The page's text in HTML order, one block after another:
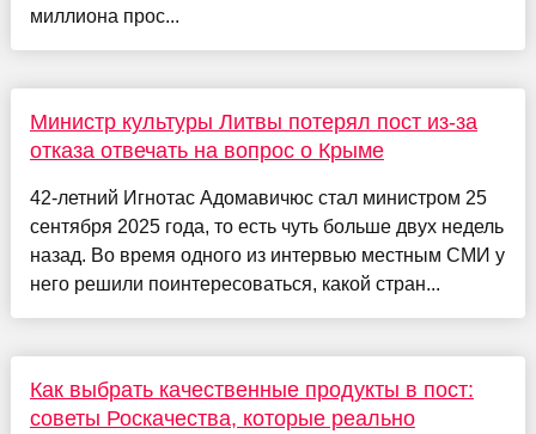
миллиона прос...
Министр культуры Литвы потерял пост из-за
отказа отвечать на вопрос о Крыме
42-летний Игнотас Адомавичюс стал министром 25
сентября 2025 года, то есть чуть больше двух недель
назад. Во время одного из интервью местным СМИ у
него решили поинтересоваться, какой стран...
Как выбрать качественные продукты в пост:
советы Роскачества, которые реально